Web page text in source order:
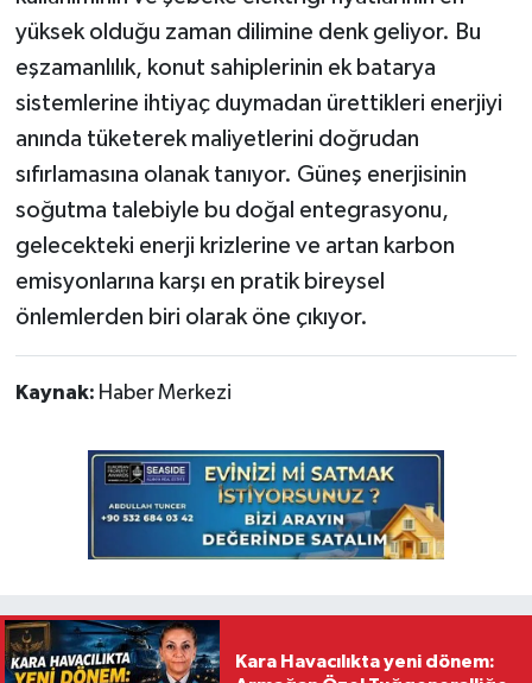
yüksek olduğu zaman dilimine denk geliyor. Bu
eşzamanlılık, konut sahiplerinin ek batarya
sistemlerine ihtiyaç duymadan ürettikleri enerjiyi
anında tüketerek maliyetlerini doğrudan
sıfırlamasına olanak tanıyor. Güneş enerjisinin
soğutma talebiyle bu doğal entegrasyonu,
gelecekteki enerji krizlerine ve artan karbon
emisyonlarına karşı en pratik bireysel
önlemlerden biri olarak öne çıkıyor.
Kaynak: Haber Merkezi
Kara Havacılıkta yeni dönem: